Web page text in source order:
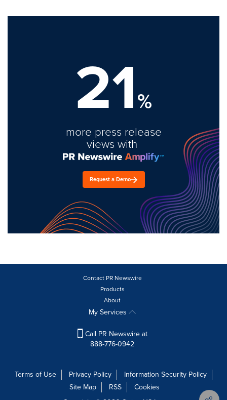
21%
more press release
views with
Request a Demo
Contact PR Newswire
Products
About
My Services
Call PR Newswire at
888-776-0942
Terms of Use Privacy Policy
Information Security Policy
Site Map
RSS
Cookies